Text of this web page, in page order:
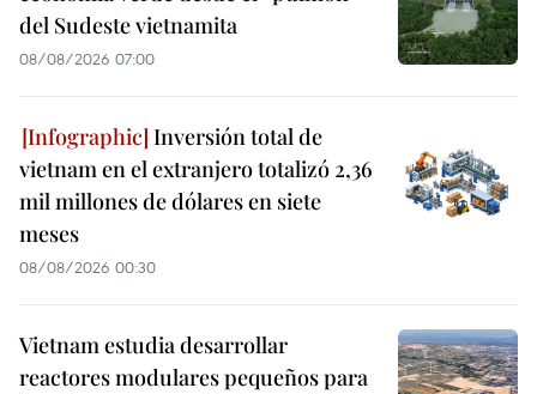
del Sudeste vietnamita
08/08/2026 07:00
Inversión total de
vietnam en el extranjero totalizó 2,36
mil millones de dólares en siete
meses
08/08/2026 00:30
Vietnam estudia desarrollar
reactores modulares pequeños para